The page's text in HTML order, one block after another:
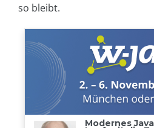
so bleibt.